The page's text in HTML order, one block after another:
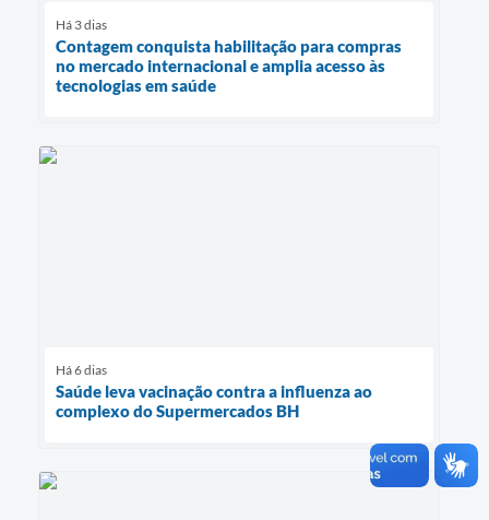
Há 3 dias
Contagem conquista habilitação para compras
no mercado internacional e amplia acesso às
tecnologias em saúde
Há 6 dias
Saúde leva vacinação contra a influenza ao
complexo do Supermercados BH